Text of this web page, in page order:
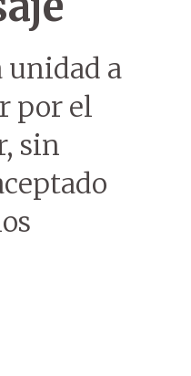
unidad a
por el
sin